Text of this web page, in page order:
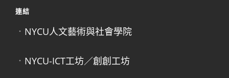
連結
． NYCU人文藝術與社會學院
． NYCU-ICT工坊／創創工坊